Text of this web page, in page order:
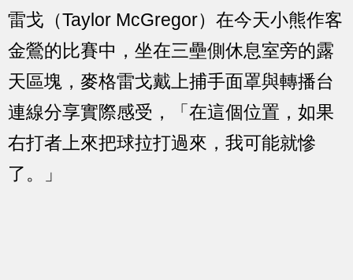
雷戈（Taylor McGregor）在今天小熊作客
金鶯的比賽中，坐在三壘側休息室旁的露
天區塊，麥格雷戈戴上捕手面罩與轉播台
連線分享實際感受，「在這個位置，如果
右打者上來把球拉打過來，我可能就慘
了。」